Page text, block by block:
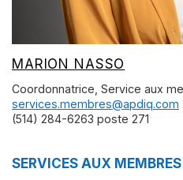
MARION NASSO
Coordonnatrice, Service aux
services.membres@apdiq.com
(514) 284-6263 poste 271
SERVICES AUX MEMBRES